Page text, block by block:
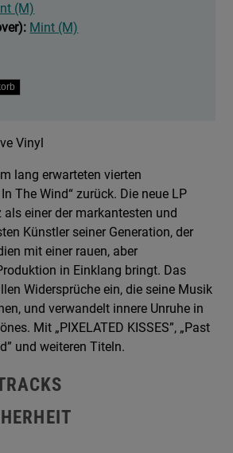
(M)
Mint (M)
Vinyl
lang erwarteten vierten
The Wind“ zurück. Die neue LP
einer der markantesten und
Künstler seiner Generation, der
mit einer rauen, aber
in Einklang bringt. Das
Widersprüche ein, die seine Musik
und verwandelt innere Unruhe in
Mit „PIXELATED KISSES”, „Past
und weiteren Titeln.